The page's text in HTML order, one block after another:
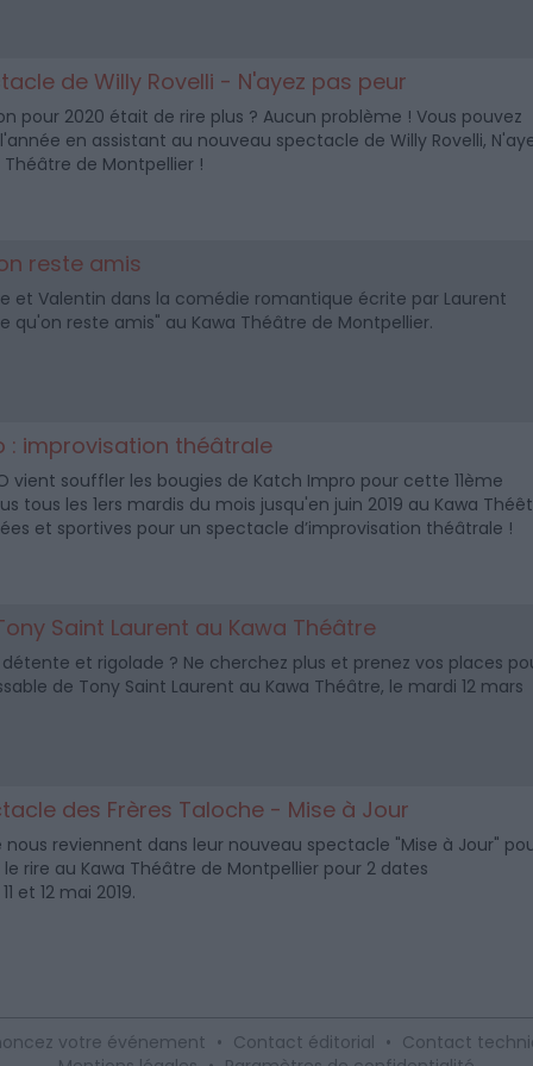
de Willy Rovelli - N'ayez pas peur
pour 2020 était de rire plus ? Aucun problème ! Vous pouvez
en assistant au nouveau spectacle de Willy Rovelli,
de Montpellier !
reste amis
et Valentin dans la comédie romantique écrite par Laurent
qu'on reste amis" au Kawa Théâtre de Montpellier.
: improvisation théâtrale
vient souffler les bougies de Katch Impro pour cette 11ème
tous les 1ers mardis du mois jusqu'en juin 2019 au Kawa
et sportives pour un spectacle d’improvisation théâtrale !
Saint Laurent au Kawa Théâtre
et rigolade ? Ne cherchez plus et prenez vos places
de Tony Saint Laurent au Kawa Théâtre, le mardi 12 mars
des Frères Taloche - Mise à Jour
nous reviennent dans leur nouveau spectacle "Mise à Jour"
rire au Kawa Théâtre de Montpellier pour 2 dates
et 12 mai 2019.
votre événement • Contact éditorial • Contact